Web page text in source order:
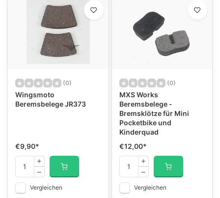
(0)
Wingsmoto
Beremsbelege JR373
€9,90*
Vergleichen
(0)
MXS Works
Beremsbelege -
Bremsklötze für Mini
Pocketbike und
Kinderquad
€12,00*
Vergleichen